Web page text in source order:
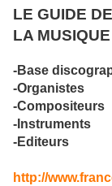
LE GUIDE DE
LA
-Base
-Organistes
-Compositeurs
-Instruments
-Editeurs
http://